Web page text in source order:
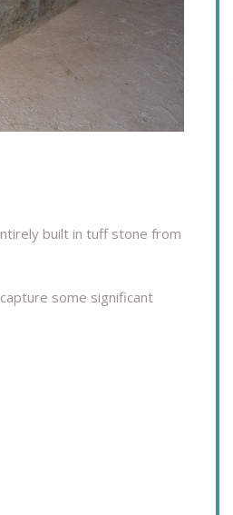
built in tuff stone from
some significant